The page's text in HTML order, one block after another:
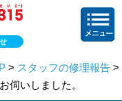
> スタッフの修理報告 >
伺いしました。